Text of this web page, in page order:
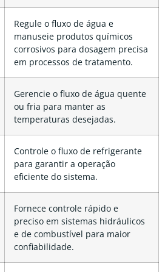
Regule o fluxo de água e
manuseie produtos químicos
corrosivos para dosagem precisa
em processos de tratamento.
Gerencie o fluxo de água quente
ou fria para manter as
temperaturas desejadas.
Controle o fluxo de refrigerante
para garantir a operação
eficiente do sistema.
Fornece controle rápido e
preciso em sistemas hidráulicos
e de combustível para maior
confiabilidade.